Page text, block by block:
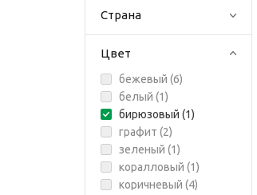
Страна
Цвет
бежевый (6)
белый (1)
бирюзовый (1)
графит (2)
зеленый (1)
коралловый (1)
коричневый (4)